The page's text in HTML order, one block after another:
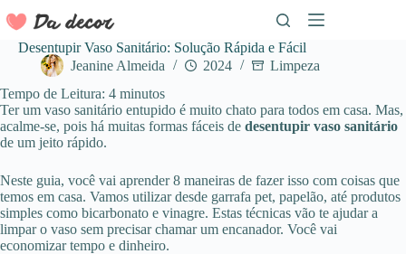
para
conteúdo
Desentupir Vaso Sanitário: Solução Rápida e Fácil
Jeanine Almeida
2024
Limpeza
Tempo de Leitura: 4 minutos
Ter um vaso sanitário entupido é muito chato para todos em casa. Mas,
acalme-se, pois há muitas formas fáceis de desentupir vaso sanitário
de um jeito rápido.
Neste guia, você vai aprender 8 maneiras de fazer isso com coisas que
temos em casa. Vamos utilizar desde garrafa pet, papelão, até produtos
simples como bicarbonato e vinagre. Estas técnicas vão te ajudar a
limpar o vaso sem precisar chamar um encanador. Você vai
economizar tempo e dinheiro.